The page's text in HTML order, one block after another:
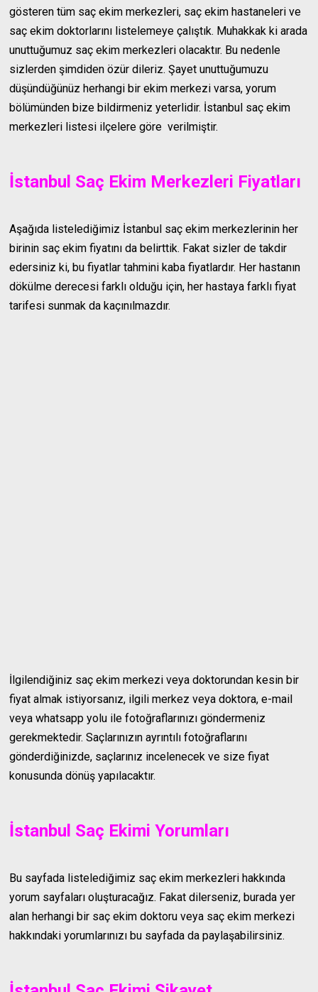
gösteren tüm saç ekim merkezleri, saç ekim hastaneleri ve
saç ekim doktorlarını listelemeye çalıştık. Muhakkak ki arada
unuttuğumuz saç ekim merkezleri olacaktır. Bu nedenle
sizlerden şimdiden özür dileriz. Şayet unuttuğumuzu
düşündüğünüz herhangi bir ekim merkezi varsa, yorum
bölümünden bize bildirmeniz yeterlidir. İstanbul saç ekim
merkezleri listesi ilçelere göre verilmiştir.
İstanbul Saç Ekim Merkezleri Fiyatları
Aşağıda listelediğimiz İstanbul saç ekim merkezlerinin her
birinin saç ekim fiyatını da belirttik. Fakat sizler de takdir
edersiniz ki, bu fiyatlar tahmini kaba fiyatlardır. Her hastanın
dökülme derecesi farklı olduğu için, her hastaya farklı fiyat
tarifesi sunmak da kaçınılmazdır.
İlgilendiğiniz saç ekim merkezi veya doktorundan kesin bir
fiyat almak istiyorsanız, ilgili merkez veya doktora, e-mail
veya whatsapp yolu ile fotoğraflarınızı göndermeniz
gerekmektedir. Saçlarınızın ayrıntılı fotoğraflarını
gönderdiğinizde, saçlarınız incelenecek ve size fiyat
konusunda dönüş yapılacaktır.
İstanbul Saç Ekimi Yorumları
Bu sayfada listelediğimiz saç ekim merkezleri hakkında
yorum sayfaları oluşturacağız. Fakat dilerseniz, burada yer
alan herhangi bir saç ekim doktoru veya saç ekim merkezi
hakkındaki yorumlarınızı bu sayfada da paylaşabilirsiniz.